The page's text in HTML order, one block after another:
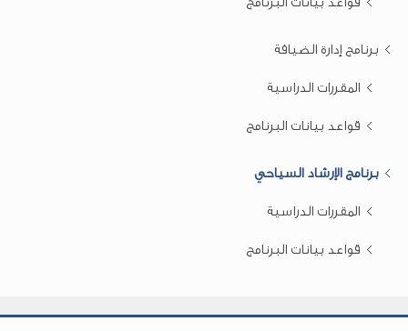
برنامج إدارة الضيافة
المقررات الدراسية
قواعد بيانات البرنامج
برنامج الإرشاد السياحي
المقررات الدراسية
قواعد بيانات البرنامج